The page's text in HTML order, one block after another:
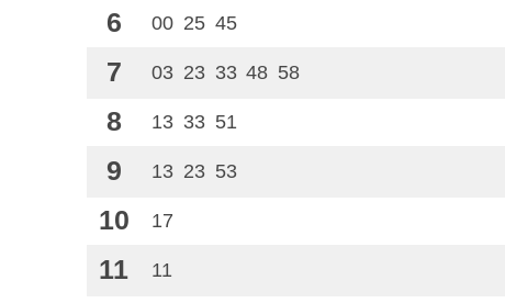
6 00 25 45
7 03 23 33 48 58
8 13 33 51
9 13 23 53
10 17
11 11